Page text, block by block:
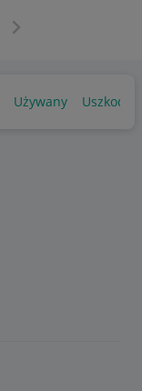
Następna strona
Używany